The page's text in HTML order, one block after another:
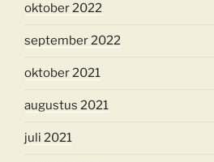
oktober 2022
september 2022
oktober 2021
augustus 2021
juli 2021